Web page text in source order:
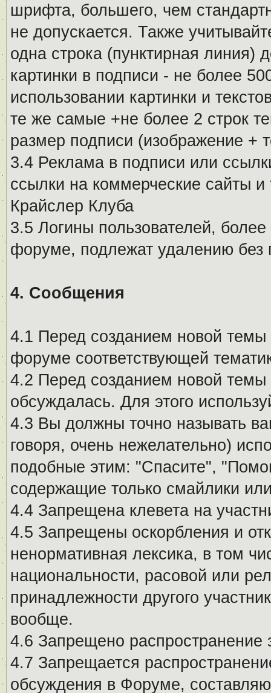
шрифта, большего, чем
не допускается. Также
одна строка (пунктирная линия)
картинки в подписи - не более
использовании картинки и
те же самые +не более 2 строк
размер подписи (изображение +
3.4 Реклама в подписи или
ссылки на коммерческие сайты
Крайслер Клуба
3.5 Логины пользователей,
форуме, подлежат удалению без
4. Сообщения
4.1 Перед созданием новой темы
форуме соответствующей
4.2 Перед созданием новой
обсуждалась. Для этого
4.3 Вы должны точно называть
говоря, очень нежелательно)
подобные этим: "Спасите",
содержащие только смайлики
4.4 Запрещена клевета на
4.5 Запрещены оскорбления и
ненормативная лексика, в том
национальности, расовой или
принадлежности другого
вообще.
4.6 Запрещено
4.7 Запрещается
обсуждения в Форуме,